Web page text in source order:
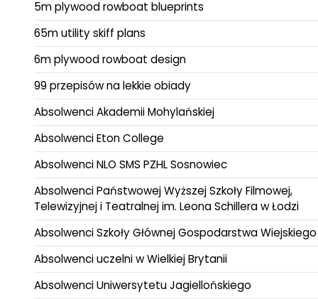
5m plywood rowboat blueprints
65m utility skiff plans
6m plywood rowboat design
99 przepisów na lekkie obiady
Absolwenci Akademii Mohylańskiej
Absolwenci Eton College
Absolwenci NLO SMS PZHL Sosnowiec
Absolwenci Państwowej Wyższej Szkoły Filmowej,
Telewizyjnej i Teatralnej im. Leona Schillera w Łodzi
Absolwenci Szkoły Głównej Gospodarstwa Wiejskiego
Absolwenci uczelni w Wielkiej Brytanii
Absolwenci Uniwersytetu Jagiellońskiego